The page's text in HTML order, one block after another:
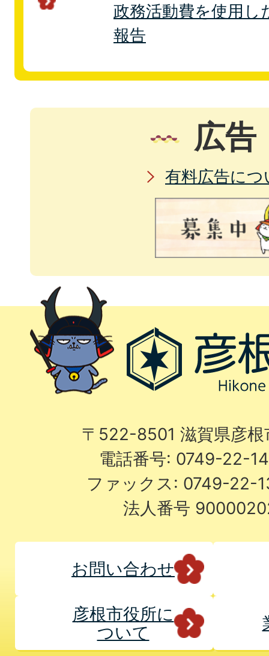
政務活動費を使用し
報告
広告
有料広告につ
〒522-8501 滋賀県彦
電話番号: 0749-22-
ファックス: 0749-22-
法人番号
お問い合わせ
彦根市役所に
ついて